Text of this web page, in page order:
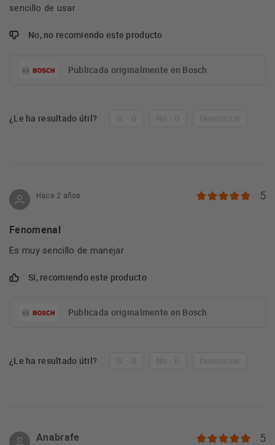
sencillo de usar
No, no recomiendo este producto
Publicada originalmente en Bosch
¿Le ha resultado útil?
Hace 2 años 5
Fenomenal
Es muy sencillo de manejar
Sí, recomiendo este producto
Publicada originalmente en Bosch
¿Le ha resultado útil?
Anabrafe 5